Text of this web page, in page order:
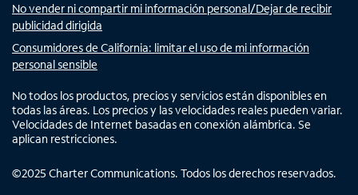
No vender ni compartir mi información personal/Dejar de recibir
publicidad dirigida
Consumidores de California: limitar el uso de mi información
personal sensible
No todos los productos, precios y servicios están disponibles en
todas las áreas. Los precios y las velocidades reales pueden variar.
Velocidades de Internet basadas en conexión alámbrica. Se
aplican restricciones.
©2025 Charter Communications. Todos los derechos reservados.